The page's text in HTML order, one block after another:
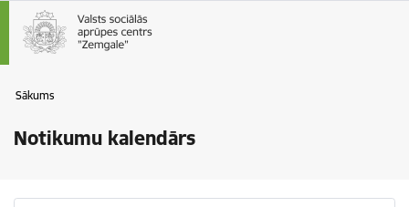
Sākums
Notikumu kalendārs